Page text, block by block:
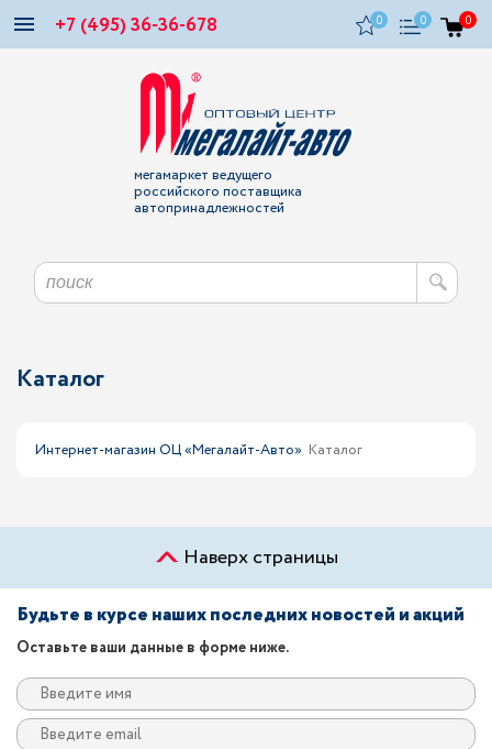
+7 (495) 36-36-678 0 0 0
мегамаркет ведущего
российского поставщика
автопринадлежностей
Каталог
Интернет-магазин ОЦ «Мегалайт-Авто» Каталог
Наверх страницы
Будьте в курсе наших последних новостей и акций
Оставьте ваши данные в форме ниже.